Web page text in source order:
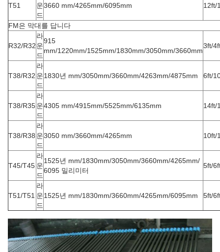
T51
운
드
3660 mm/4265mm/6095mm 12ft/
FM은 막대를 답니다
R32/R32
라
운
드
915
mm/1220mm/1525mm/1830mm/3050mm/3660mm
3ft/
T38/R32
라
운
드
1830년 mm/3050mm/3660mm/4263mm/4875mm 6ft/
T38/R35
라
운
드
4305 mm/4915mm/5525mm/6135mm 14ft/
T38/R38
라
운
드
3050 mm/3660mm/4265mm 10ft/
T45/T45
라
운
드
1525년 mm/1830mm/3050mm/3660mm/4265mm/
6095 밀리미터
5ft/
T51/T51
라
운
드
1525년 mm/1830mm/3660mm/4265mm/6095mm 5ft/